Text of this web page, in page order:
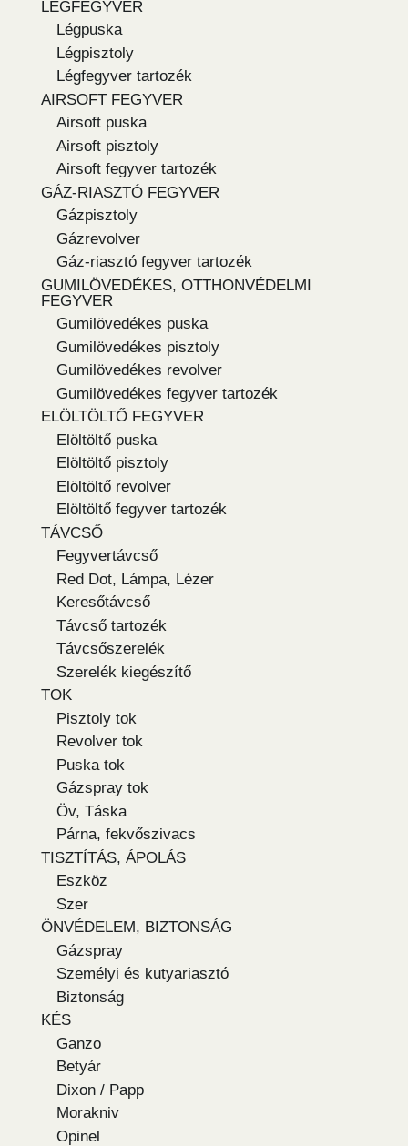
LÉGFEGYVER
Légpuska
Légpisztoly
Légfegyver tartozék
AIRSOFT FEGYVER
Airsoft puska
Airsoft pisztoly
Airsoft fegyver tartozék
GÁZ-RIASZTÓ FEGYVER
Gázpisztoly
Gázrevolver
Gáz-riasztó fegyver tartozék
GUMILÖVEDÉKES, OTTHONVÉDELMI
FEGYVER
Gumilövedékes puska
Gumilövedékes pisztoly
Gumilövedékes revolver
Gumilövedékes fegyver tartozék
ELÖLTÖLTŐ FEGYVER
Elöltöltő puska
Elöltöltő pisztoly
Elöltöltő revolver
Elöltöltő fegyver tartozék
TÁVCSŐ
Fegyvertávcső
Red Dot, Lámpa, Lézer
Keresőtávcső
Távcső tartozék
Távcsőszerelék
Szerelék kiegészítő
TOK
Pisztoly tok
Revolver tok
Puska tok
Gázspray tok
Öv, Táska
Párna, fekvőszivacs
TISZTÍTÁS, ÁPOLÁS
Eszköz
Szer
ÖNVÉDELEM, BIZTONSÁG
Gázspray
Személyi és kutyariasztó
Biztonság
KÉS
Ganzo
Betyár
Dixon / Papp
Morakniv
Opinel